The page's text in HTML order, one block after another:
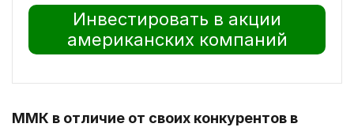
Инвестировать в акции
американских компаний
ММК в отличие от своих конкурентов в